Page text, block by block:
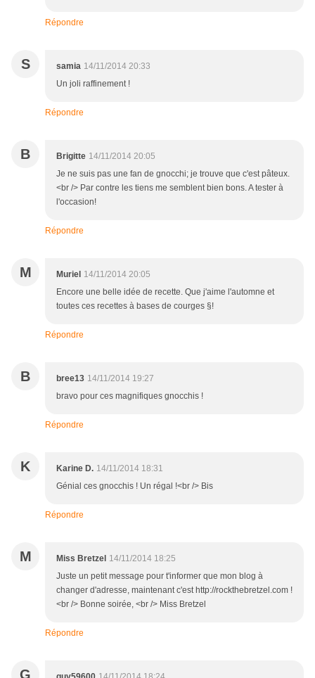
Répondre
S samia 14/11/2014 20:33
Un joli raffinement !
Répondre
B Brigitte 14/11/2014 20:05
Je ne suis pas une fan de gnocchi; je trouve que c'est pâteux.
<br /> Par contre les tiens me semblent bien bons. A tester à
l'occasion!
Répondre
M Muriel 14/11/2014 20:05
Encore une belle idée de recette. Que j'aime l'automne et
toutes ces recettes à bases de courges §!
Répondre
B bree13 14/11/2014 19:27
bravo pour ces magnifiques gnocchis !
Répondre
K Karine D. 14/11/2014 18:31
Génial ces gnocchis ! Un régal !<br /> Bis
Répondre
M Miss Bretzel 14/11/2014 18:25
Juste un petit message pour t'informer que mon blog à
changer d'adresse, maintenant c'est http://rockthebretzel.com !
<br /> Bonne soirée, <br /> Miss Bretzel
Répondre
G